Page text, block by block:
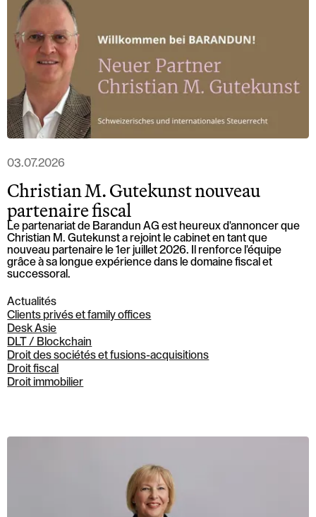
Löwenstrasse 1
8001 Zurich
T: +41 44 266 56 56
F: +41 44 266 56 66
M: zh@barandun-law.ch
Contact Zoug
Bahnhofstrasse 17
6300 Zoug
T: +41 41 349 56 56
F: +41 41 349 56 66
PROTECTION DES DONNÉES
03.07.2026
Christian M. Gutekunst nouveau
partenaire fiscal
Le partenariat de Barandun AG est heureux d'annoncer que
Christian M. Gutekunst a rejoint le cabinet en tant que
nouveau partenaire le 1er juillet 2026. Il renforce l'équipe
grâce à sa longue expérience dans le domaine fiscal et
successoral.
Actualités
Clients privés et family offices
Desk Asie
DLT / Blockchain
Droit des sociétés et fusions-acquisitions
Droit fiscal
Droit immobilier